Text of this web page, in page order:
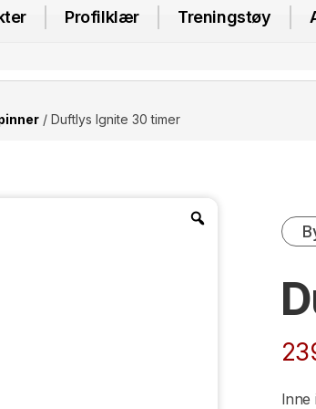
Profilklær Treningstøy
/ Duftlys Ignite 30 timer
Inne